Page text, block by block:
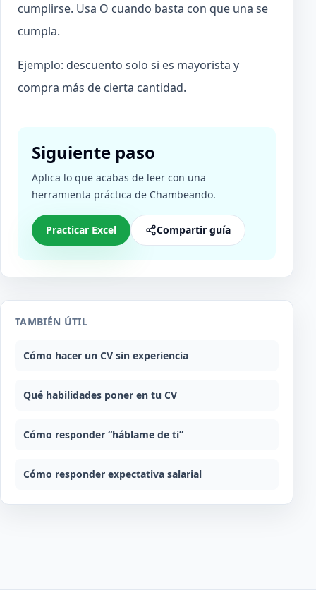
cumplirse. Usa O cuando basta con que una se
cumpla.
Ejemplo: descuento solo si es mayorista y
compra más de cierta cantidad.
Siguiente paso
Aplica lo que acabas de leer con una
herramienta práctica de Chambeando.
Practicar Excel Compartir guía
TAMBIÉN ÚTIL
Cómo hacer un CV sin experiencia
Qué habilidades poner en tu CV
Cómo responder “háblame de ti”
Cómo responder expectativa salarial